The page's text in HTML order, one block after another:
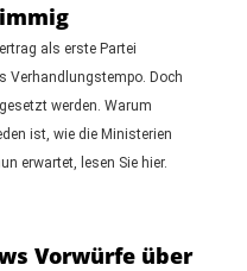
als erste Partei
Verhandlungstempo. Doch
werden. Warum
ist, wie die Ministerien
erwartet, lesen Sie hier.
Vorwürfe über